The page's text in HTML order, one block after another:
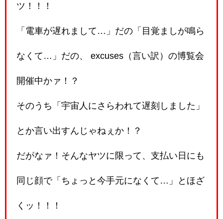
ツ！！！
「電車が遅れまして…」だの「目覚ましが鳴ら
なくて…」だの、 excuses（言い訳）の博覧会
開催中かァ！？
そのうち「宇宙人にさらわれて遅刻しました」
とか言い出すんじゃねぇか！？
だがなァ！そんなヤツに限って、支払い日にも
同じ顔で「ちょっと今手元になくて…」とほざ
くッ！！！